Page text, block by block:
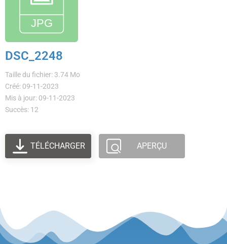
DSC_2248
Taille du fichier: 3.74 Mo
Créé: 09-11-2023
Mis à jour: 09-11-2023
Succès: 12
TÉLÉCHARGER APERÇU